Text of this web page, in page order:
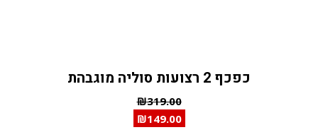
כפכף 2 רצועות סוליה מוגבהת
₪319.00
₪149.00